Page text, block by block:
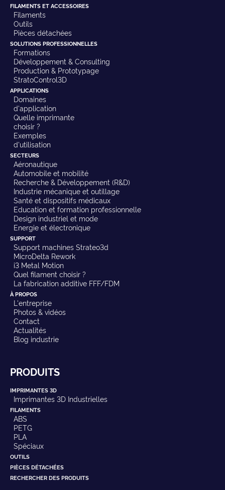
FILAMENTS ET ACCESSOIRES
Filaments
Outils
Pièces détachées
SOLUTIONS PROFESSIONNELLES
Formations
Développement & Consulting
Production & Prototypage
StratoControl3D
APPLICATIONS
Domaines
d'application
Quelle imprimante
choisir ?
Exemples
d'utilisation
SECTEURS
Aéronautique
Automobile et mobilité
Recherche & Développement (R&D)
Industrie mécanique et outillage
Santé et dispositifs médicaux
Education et formation professionnelle
Design industriel et mode
Energie et électronique
SUPPORT
Support machines Strateo3d
MicroDelta Rework
i3 Metal Motion
Quel filament choisir ?
La fabrication additive FFF/FDM
À PROPOS
L'entreprise
Photos & vidéos
Contact
Actualités
Blog industrie
PRODUITS
IMPRIMANTES 3D
Imprimantes 3D Industrielles
FILAMENTS
ABS
PETG
PLA
Spéciaux
OUTILS
PIÈCES DÉTACHÉES
RECHERCHER DES PRODUITS